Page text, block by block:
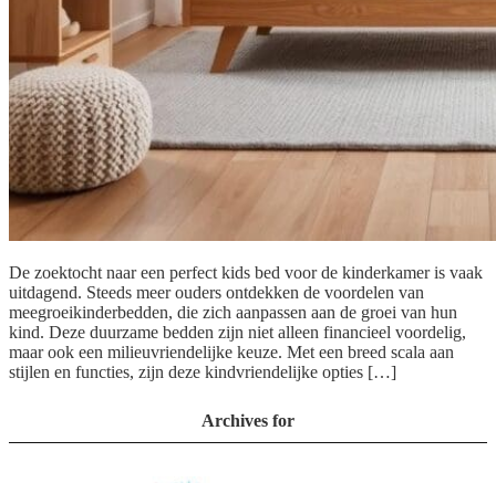
De zoektocht naar een perfect kids bed voor de kinderkamer is vaak
uitdagend. Steeds meer ouders ontdekken de voordelen van
meegroeikinderbedden, die zich aanpassen aan de groei van hun
kind. Deze duurzame bedden zijn niet alleen financieel voordelig,
maar ook een milieuvriendelijke keuze. Met een breed scala aan
stijlen en functies, zijn deze kindvriendelijke opties […]
Archives for